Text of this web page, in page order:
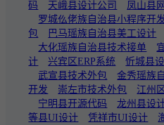
码
天峨县设计公司 凤山县
罗城仫佬族自治县小程序开
包
巴马瑶族自治县美工设计
大化瑶族自治县技术接单
计
兴宾区ERP系统 忻城县
武宣县技术外包
金秀瑶族
开发
崇左市技术外包 江州
宁明县开源代码
龙州县设
等县UI设计
凭祥市UI设计